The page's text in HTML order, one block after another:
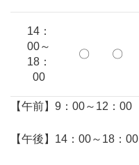
14：
00～
18：
00
〇 〇
【午前】9：00～12：00
【午後】14：00～18：00